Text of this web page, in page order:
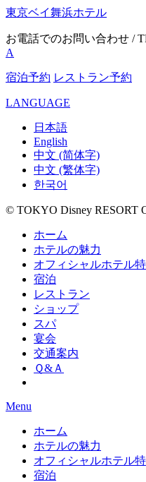
東京ベイ舞浜ホテル
お電話でのお問い合わせ /
A
宿泊予約 レストラン予約
LANGUAGE
日本語
English
中文 (简体字)
中文 (繁体字)
한국어
© TOKYO Disney RESORT
ホーム
ホテルの魅力
オフィシャルホテル
宿泊
レストラン
ショップ
スパ
宴会
交通案内
Ｑ&Ａ
Menu
ホーム
ホテルの魅力
オフィシャルホテル
宿泊